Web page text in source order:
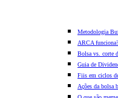
Metodologia
ARCA funciona?
Bolsa vs. corte
Guia de
Fiis em ciclos
Ações da bolsa